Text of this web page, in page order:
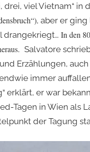
drei, viel Vietnam“
, aber er ging
drangekriegt… In den
Salvatore
Erzählungen,
immer
erklärt, er war
Tagen in Wien als
der Tagung